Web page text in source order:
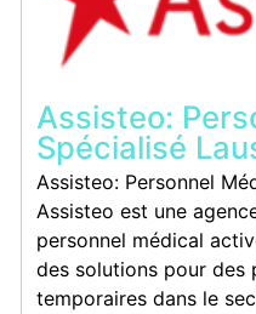
Assisteo:
Spécialisé
Assisteo: Personnel
Assisteo est une
personnel médical
des solutions pour des
temporaires dans le